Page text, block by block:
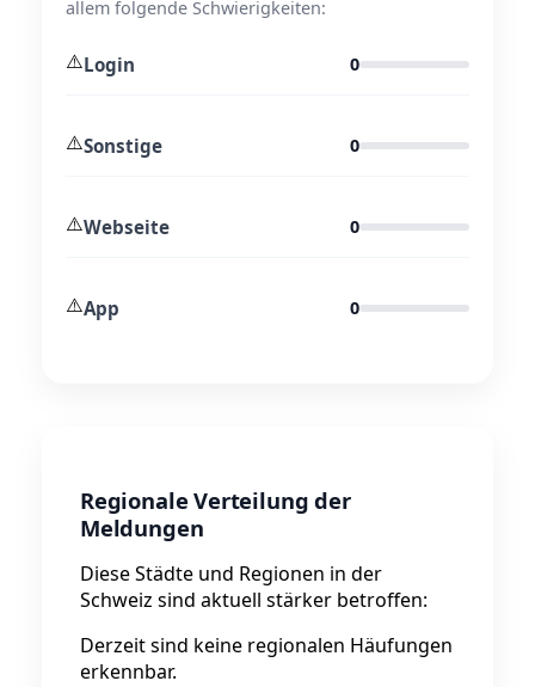
allem folgende Schwierigkeiten:
⚠️Login 0
⚠️Sonstige 0
⚠️Webseite 0
⚠️App 0
Regionale Verteilung der
Meldungen
Diese Städte und Regionen in der
Schweiz sind aktuell stärker betroffen:
Derzeit sind keine regionalen Häufungen
erkennbar.